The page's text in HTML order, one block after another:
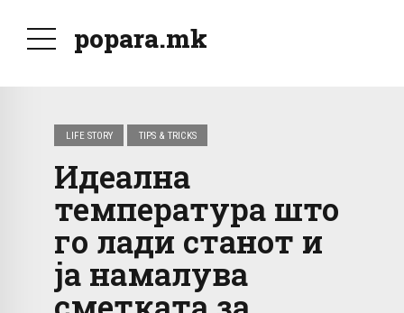
popara.mk
LIFE STORY TIPS & TRICKS
Идеална
температура што
го лади станот и
ја намалува